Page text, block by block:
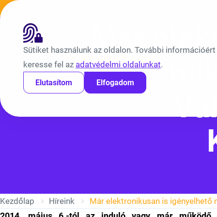
Sütiket használunk az oldalon. További információért
keresse fel az adatvédelmi oldalunkat.
Elutasítom Elfogadom
Már
Kezdőlap
Híreink